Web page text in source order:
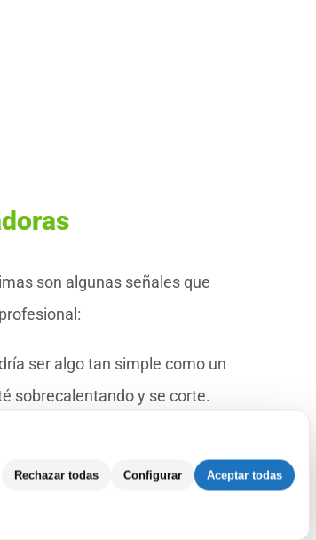
son algunas señales que
ser algo tan simple como un
sobrecalentando y se corte.
traqueteo o bien vibración.
inconvenientes como
Rechazar todas Configurar Aceptar todas